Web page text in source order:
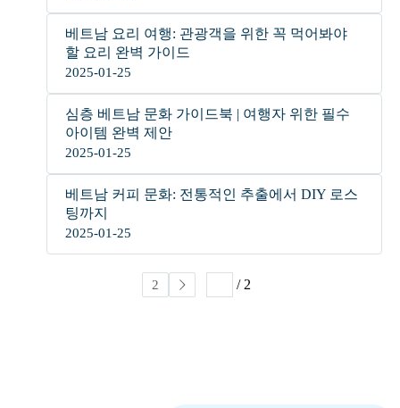
베트남 요리 여행: 관광객을 위한 꼭 먹어봐야
할 요리 완벽 가이드
2025-01-25
심층 베트남 문화 가이드북 | 여행자 위한 필수
아이템 완벽 제안
2025-01-25
베트남 커피 문화: 전통적인 추출에서 DIY 로스
팅까지
2025-01-25
2 / 2